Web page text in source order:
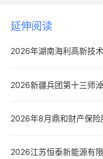
延伸阅读
2026年8月鼎和财产保